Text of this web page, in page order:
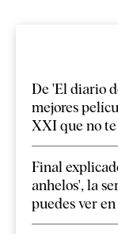
De 'El diario
mejores
XXI que no
Final
anhelos', la
puedes ver